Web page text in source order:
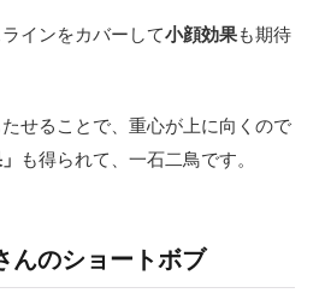
インをカバーして小顔効果も期待
せることで、重心が上に向くので
も得られて、一石二鳥です。
んのショートボブ